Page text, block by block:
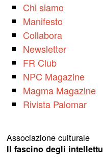
Chi siamo
Manifesto
Collabora
Newsletter
FR Club
NPC Magazine
Magma Magazine
Rivista Palomar
Associazione culturale
Il fascino degli